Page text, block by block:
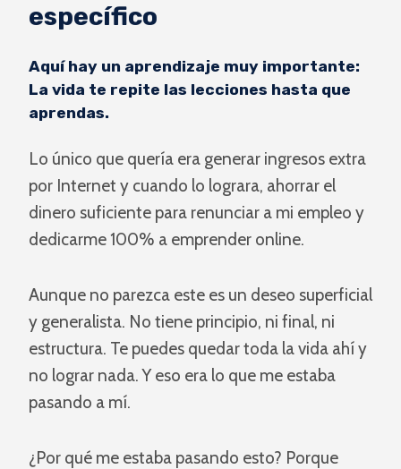
específico
Aquí hay un aprendizaje muy importante:
La vida te repite las lecciones hasta que
aprendas.
Lo único que quería era generar ingresos extra
por Internet y cuando lo lograra, ahorrar el
dinero suficiente para renunciar a mi empleo y
dedicarme 100% a emprender online.
Aunque no parezca este es un deseo superficial
y generalista. No tiene principio, ni final, ni
estructura. Te puedes quedar toda la vida ahí y
no lograr nada. Y eso era lo que me estaba
pasando a mí.
¿Por qué me estaba pasando esto? Porque